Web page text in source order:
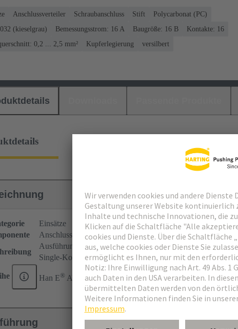
Anschlussverteiler Schraubanschluss Stift
Polycarbonat (PC)
(kieselgrau)
Bemessungsstrom: ‌16 A Baugröße: 16 B
Kontakte: 16
0,2 ... 2,5 mm²
Kupferlegierung versilbert
Einsätze
Anschlussverteiler
Ausführung links
Single-Kontur (SK)
Han E® AV